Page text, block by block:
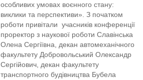
особливих умовах воєнного стану:
виклики та перспективи». З початком
роботи привітали учасників конференції
проректор з наукової роботи Славінська
Олена Сергіївна, декан автомеханічного
факультету Добровольський Олександр
Сергійович, декан факультету
транспортного будівництва Бубела